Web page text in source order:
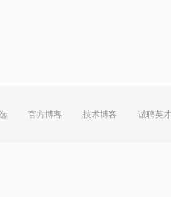
官方博客 技术博客 诚聘英才